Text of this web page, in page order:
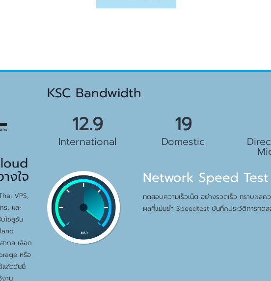
งใจ
VPS,
ร, และ
โซลูชัน
ากล เลือก
หรือ
แล้ววันนี้
าน
KSC Bandwidth
15.5 Gbps
International
23 Gbps
Domestic
Network Speed Test
ทดสอบความเร็วเน็ต อย่างรวดเร็ว ทราบผลค
ผลที่แม่นยำ Speedtest บันทึกประวัติการทดส